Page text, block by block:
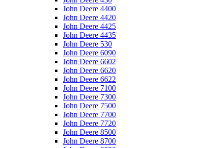
John Deere 4400
John Deere 4420
John Deere 4425
John Deere 4435
John Deere 530
John Deere 6090
John Deere 6602
John Deere 6620
John Deere 6622
John Deere 7100
John Deere 7300
John Deere 7500
John Deere 7700
John Deere 7720
John Deere 8500
John Deere 8700